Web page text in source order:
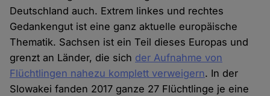
Deutschland auch. Extrem linkes und rechtes
Gedankengut ist eine ganz aktuelle europäische
Thematik. Sachsen ist ein Teil dieses Europas und
grenzt an Länder, die sich der Aufnahme von
Flüchtlingen nahezu komplett verweigern. In der
Slowakei fanden 2017 ganze 27 Flüchtlinge je eine